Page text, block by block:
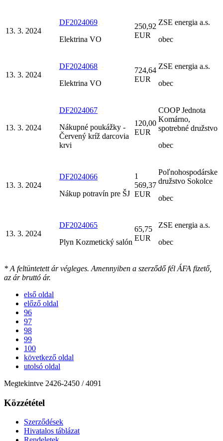
13. 3. 2024
DF2024069
Elektrina VO
250,92
EUR
ZSE energia a.s.
obec
13. 3. 2024
DF2024068
Elektrina VO
724,64
EUR
ZSE energia a.s.
obec
13. 3. 2024
DF2024067
Nákupné poukážky -
Červený kríž darcovia
krvi
120,00
EUR
COOP Jednota
Komárno,
spotrebné družstvo
obec
13. 3. 2024
DF2024066
Nákup potravín pre ŠJ
1
569,37
EUR
Poľnohospodárske
družstvo Sokolce
obec
13. 3. 2024
DF2024065
Plyn Kozmetický salón
65,75
EUR
ZSE energia a.s.
obec
* A feltüntetett ár végleges. Amennyiben a szerződő fél ÁFA fizető,
az ár bruttó ár.
első oldal
előző oldal
96
97
98
99
100
következő oldal
utolsó oldal
Megtekintve 2426-2450 / 4091
Közzététel
Szerződések
Hivatalos táblázat